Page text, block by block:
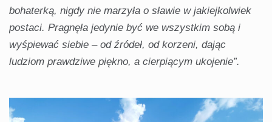
bohaterką, nigdy nie marzyła o sławie w jakiejkolwiek
postaci. Pragnęła jedynie być we wszystkim sobą i
wyśpiewać siebie – od źródeł, od korzeni, dając
ludziom prawdziwe piękno, a cierpiącym ukojenie”.